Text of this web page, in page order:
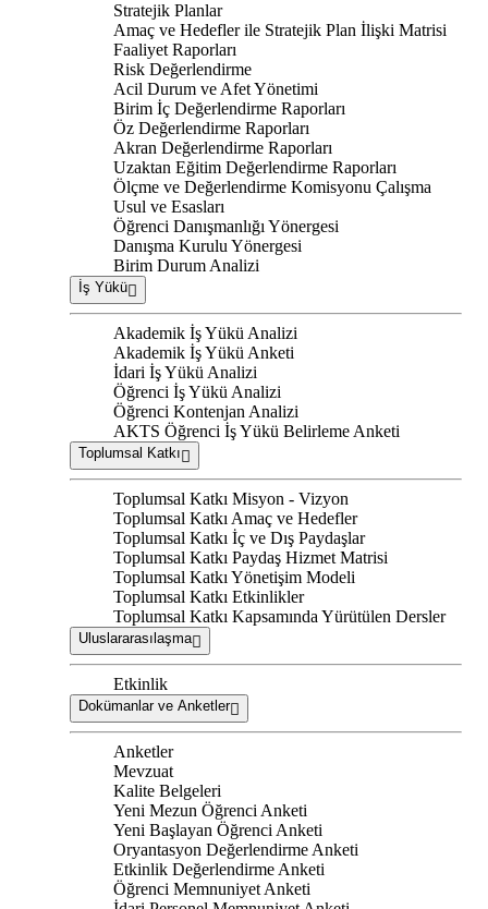
Stratejik Planlar
Amaç ve Hedefler ile Stratejik Plan İlişki Matrisi
Faaliyet Raporları
Risk Değerlendirme
Acil Durum ve Afet Yönetimi
Birim İç Değerlendirme Raporları
Öz Değerlendirme Raporları
Akran Değerlendirme Raporları
Uzaktan Eğitim Değerlendirme Raporları
Ölçme ve Değerlendirme Komisyonu Çalışma
Usul ve Esasları
Öğrenci Danışmanlığı Yönergesi
Danışma Kurulu Yönergesi
Birim Durum Analizi
İş Yükü
Akademik İş Yükü Analizi
Akademik İş Yükü Anketi
İdari İş Yükü Analizi
Öğrenci İş Yükü Analizi
Öğrenci Kontenjan Analizi
AKTS Öğrenci İş Yükü Belirleme Anketi
Toplumsal Katkı
Toplumsal Katkı Misyon - Vizyon
Toplumsal Katkı Amaç ve Hedefler
Toplumsal Katkı İç ve Dış Paydaşlar
Toplumsal Katkı Paydaş Hizmet Matrisi
Toplumsal Katkı Yönetişim Modeli
Toplumsal Katkı Etkinlikler
Toplumsal Katkı Kapsamında Yürütülen Dersler
Uluslararasılaşma
Etkinlik
Dokümanlar ve Anketler
Anketler
Mevzuat
Kalite Belgeleri
Yeni Mezun Öğrenci Anketi
Yeni Başlayan Öğrenci Anketi
Oryantasyon Değerlendirme Anketi
Etkinlik Değerlendirme Anketi
Öğrenci Memnuniyet Anketi